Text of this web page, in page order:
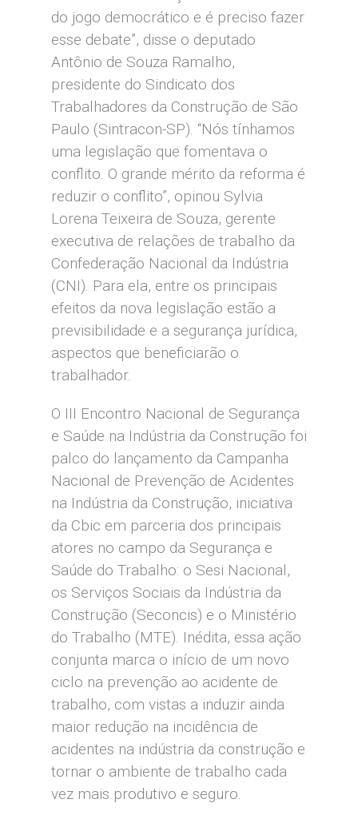
do jogo democrático e é preciso fazer
esse debate”, disse o deputado
Antônio de Souza Ramalho,
presidente do Sindicato dos
Trabalhadores da Construção de São
Paulo (Sintracon-SP). “Nós tínhamos
uma legislação que fomentava o
conflito. O grande mérito da reforma é
reduzir o conflito”, opinou Sylvia
Lorena Teixeira de Souza, gerente
executiva de relações de trabalho da
Confederação Nacional da Indústria
(CNI). Para ela, entre os principais
efeitos da nova legislação estão a
previsibilidade e a segurança jurídica,
aspectos que beneficiarão o
trabalhador.
O III Encontro Nacional de Segurança
e Saúde na Indústria da Construção foi
palco do lançamento da Campanha
Nacional de Prevenção de Acidentes
na Indústria da Construção, iniciativa
da Cbic em parceria dos principais
atores no campo da Segurança e
Saúde do Trabalho: o Sesi Nacional,
os Serviços Sociais da Indústria da
Construção (Seconcis) e o Ministério
do Trabalho (MTE). Inédita, essa ação
conjunta marca o início de um novo
ciclo na prevenção ao acidente de
trabalho, com vistas a induzir ainda
maior redução na incidência de
acidentes na indústria da construção e
tornar o ambiente de trabalho cada
vez mais produtivo e seguro.